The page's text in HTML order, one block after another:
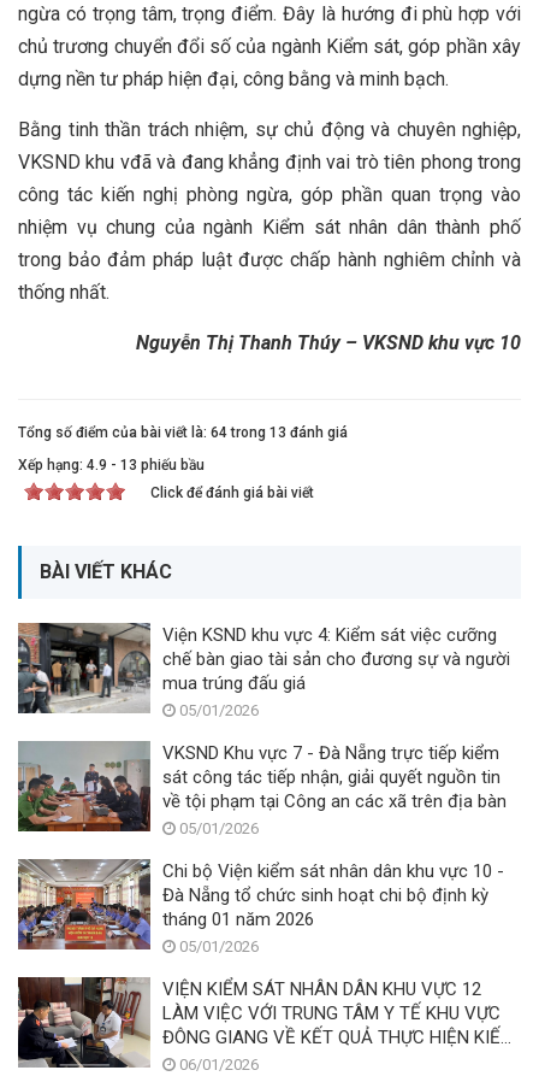
ngừa có trọng tâm, trọng điểm. Đây là hướng đi phù hợp với
chủ trương chuyển đổi số của ngành Kiểm sát, góp phần xây
dựng nền tư pháp hiện đại, công bằng và minh bạch.
Bằng tinh thần trách nhiệm, sự chủ động và chuyên nghiệp,
VKSND khu vđã và đang khẳng định vai trò tiên phong trong
công tác kiến nghị phòng ngừa, góp phần quan trọng vào
nhiệm vụ chung của ngành Kiểm sát nhân dân thành phố
trong bảo đảm pháp luật được chấp hành nghiêm chỉnh và
thống nhất.
Nguyễn Thị Thanh Thúy – VKSND khu vực 10
Tổng số điểm của bài viết là: 64 trong 13 đánh giá
Xếp hạng: 4.9 - 13 phiếu bầu
Click để đánh giá bài viết
BÀI VIẾT KHÁC
Viện KSND khu vực 4: Kiểm sát việc cưỡng
chế bàn giao tài sản cho đương sự và người
mua trúng đấu giá
05/01/2026
VKSND Khu vực 7 - Đà Nẵng trực tiếp kiểm
sát công tác tiếp nhận, giải quyết nguồn tin
về tội phạm tại Công an các xã trên địa bàn
05/01/2026
Chi bộ Viện kiểm sát nhân dân khu vực 10 -
Đà Nẵng tổ chức sinh hoạt chi bộ định kỳ
tháng 01 năm 2026
05/01/2026
VIỆN KIỂM SÁT NHÂN DÂN KHU VỰC 12
LÀM VIỆC VỚI TRUNG TÂM Y TẾ KHU VỰC
ĐÔNG GIANG VỀ KẾT QUẢ THỰC HIỆN KIẾN
NGHỊ BẢO ĐẢM QUYỀN TIẾP CẬN CHO
06/01/2026